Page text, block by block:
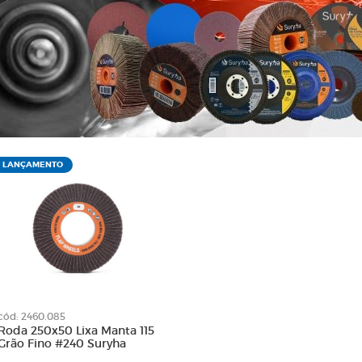
Limpeza
Lixa
Limadoras
Roda 100 x 50
Roda 115 x 20
Roda 250 x 100
Roda 250 x 50
Roda 250 x 70
Rodas de Lixa
Suporte para Lixas Cinta
Suportes
LANÇAMENTO
2460.085
250x50 Lixa Manta 115
Fino #240 Suryha